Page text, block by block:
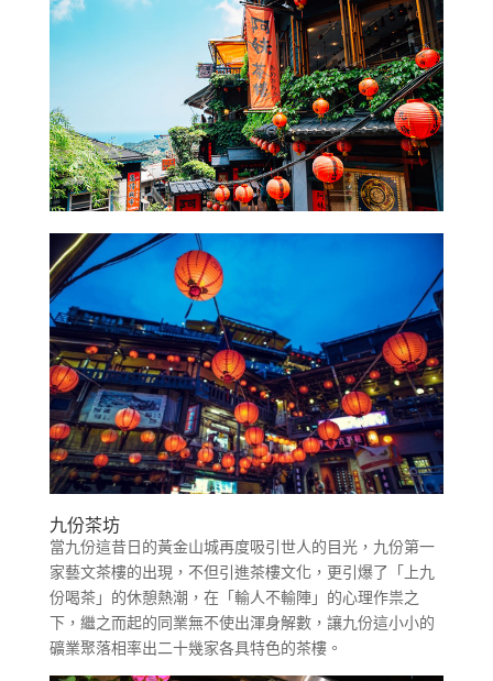
九份茶坊
當九份這昔日的黃金山城再度吸引世人的目光，九份第一
家藝文茶樓的出現，不但引進茶樓文化，更引爆了「上九
份喝茶」的休憩熱潮，在「輸人不輸陣」的心理作祟之
下，繼之而起的同業無不使出渾身解數，讓九份這小小的
礦業聚落相率出二十幾家各具特色的茶樓。